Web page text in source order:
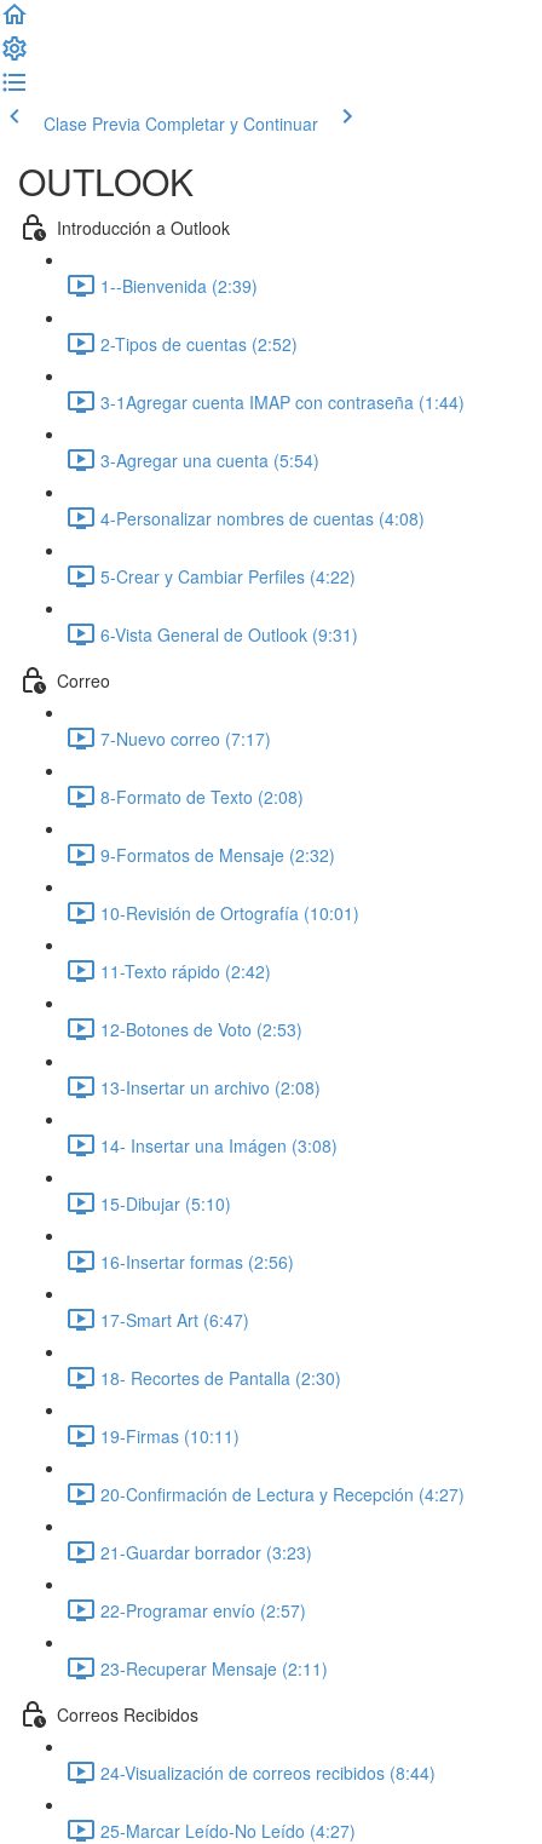
Clase Previa Completar y Continuar
OUTLOOK
Introducción a Outlook
1--Bienvenida (2:39)
2-Tipos de cuentas (2:52)
3-1Agregar cuenta IMAP con contraseña (1:44)
3-Agregar una cuenta (5:54)
4-Personalizar nombres de cuentas (4:08)
5-Crear y Cambiar Perfiles (4:22)
6-Vista General de Outlook (9:31)
Correo
7-Nuevo correo (7:17)
8-Formato de Texto (2:08)
9-Formatos de Mensaje (2:32)
10-Revisión de Ortografía (10:01)
11-Texto rápido (2:42)
12-Botones de Voto (2:53)
13-Insertar un archivo (2:08)
14- Insertar una Imágen (3:08)
15-Dibujar (5:10)
16-Insertar formas (2:56)
17-Smart Art (6:47)
18- Recortes de Pantalla (2:30)
19-Firmas (10:11)
20-Confirmación de Lectura y Recepción (4:27)
21-Guardar borrador (3:23)
22-Programar envío (2:57)
23-Recuperar Mensaje (2:11)
Correos Recibidos
24-Visualización de correos recibidos (8:44)
25-Marcar Leído-No Leído (4:27)